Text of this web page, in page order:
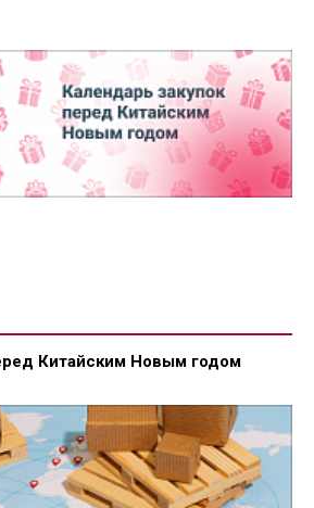
Китайским Новым годом